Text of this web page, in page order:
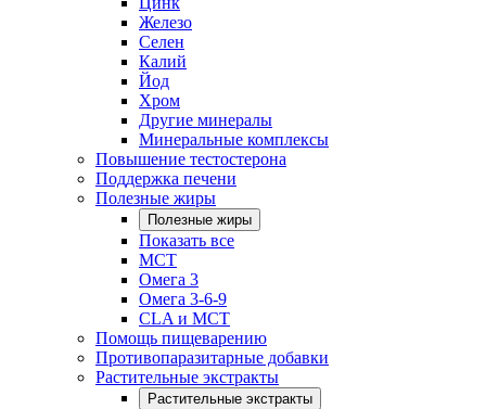
Железо
Селен
Калий
Йод
Хром
Другие минералы
Минеральные комплексы
Повышение тестостерона
Поддержка печени
Полезные жиры
Полезные жиры
Показать все
MCT
Омега 3
Омега 3-6-9
CLA и MCT
Помощь пищеварению
Противопаразитарные добавки
Растительные экстракты
Растительные экстракты